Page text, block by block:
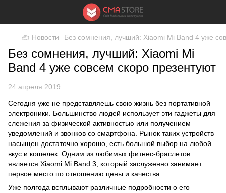
✍ Новости Без сомнения, лучший: Xiaomi Mi Band 4 уже
Без сомнения, лучший: Xiaomi Mi
Band 4 уже совсем скоро презентуют
24 апреля 2019
Сегодня уже не представляешь свою жизнь без портативной
электроники. Большинство людей использует эти гаджеты для
слежения за физической активностью или получением
уведомлений и звонков со смартфона. Рынок таких устройств
насыщен достаточно хорошо, есть большой выбор на любой
вкус и кошелек. Одним из любимых фитнес-браслетов
является Xiaomi Mi Band 3 , который заслуженно занимает
первое место по отношению цены и качества.
Уже полгода всплывают различные подробности о его